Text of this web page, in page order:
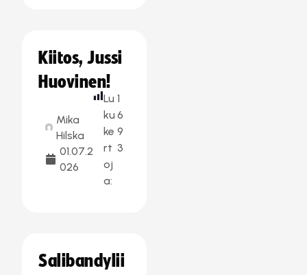
Kiitos, Jussi
Huovinen!
Mika
Hilska
01.07.2
026
Lu
ku
ke
rt
oj
a:
1
6
9
3
Salibandylii